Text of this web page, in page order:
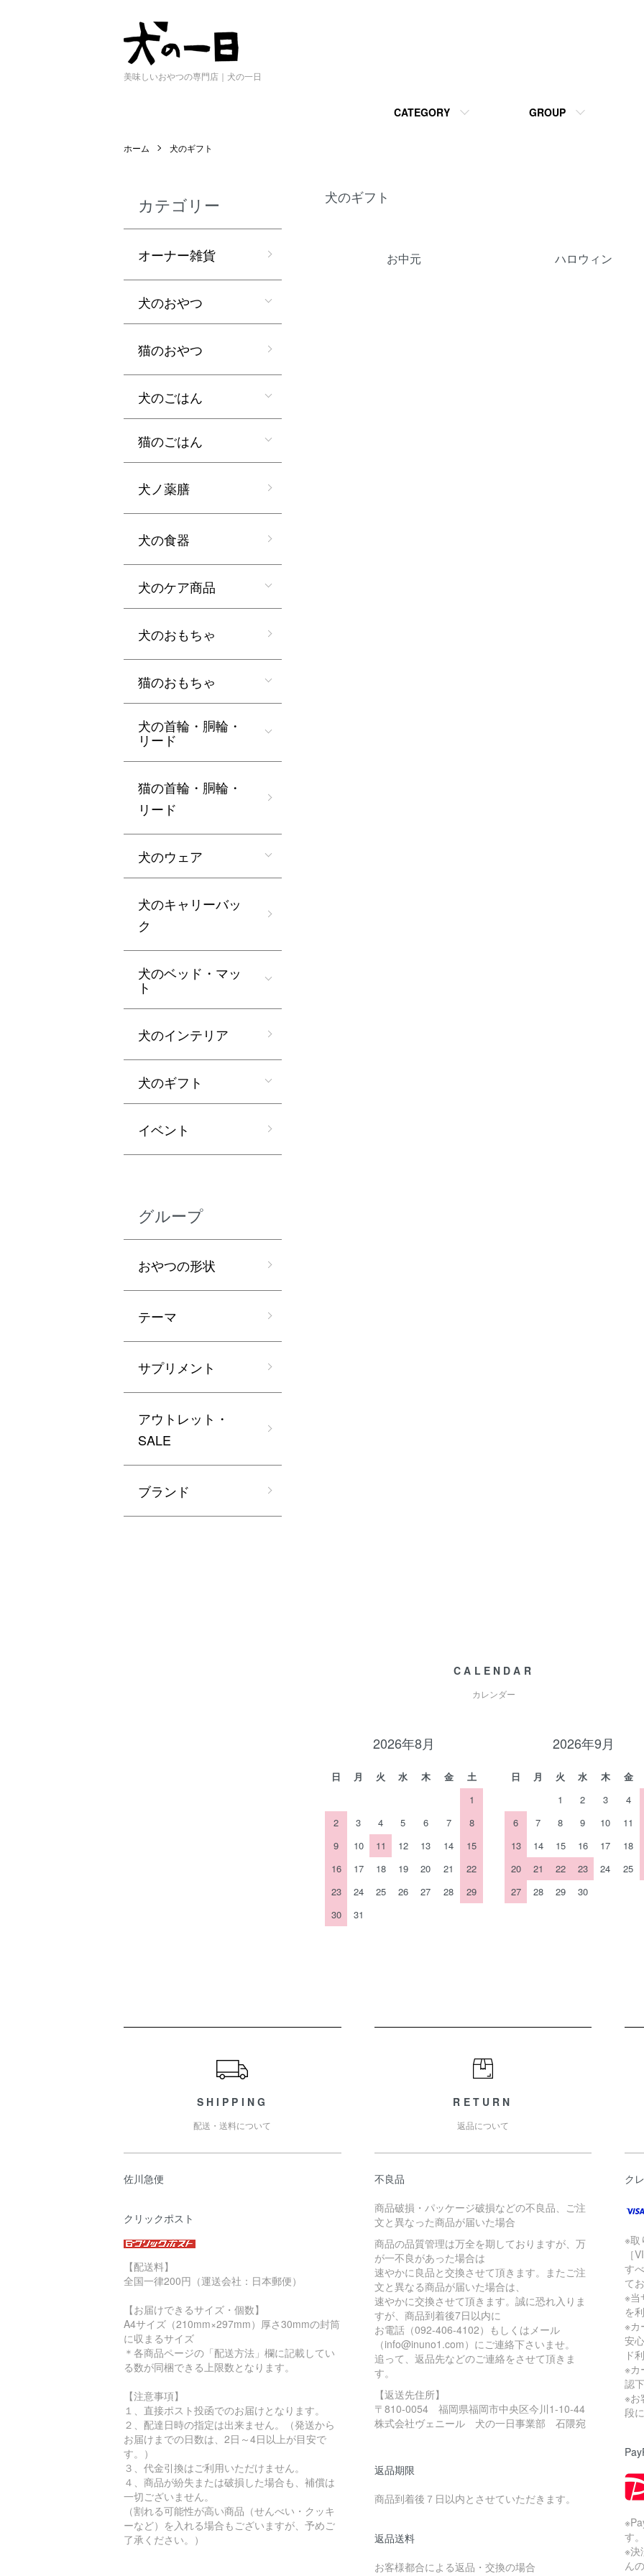
美味しいおやつの専門店｜犬の一日
CATEGORY GROUP
ホーム 犬のギフト
犬のギフト
お中元
ハロウィン
カテゴリー
オーナー雑貨
犬のおやつ
猫のおやつ
犬のごはん
猫のごはん
犬ノ薬膳
犬の食器
犬のケア商品
犬のおもちゃ
猫のおもちゃ
犬の首輪・胴輪・
リード
猫の首輪・胴輪・
リード
犬のウェア
犬のキャリーバッ
ク
犬のベッド・マッ
ト
犬のインテリア
犬のギフト
イベント
グループ
おやつの形状
テーマ
サプリメント
アウトレット・
SALE
ブランド
CALENDAR
カレンダー
2026年8月
日 月 火 水 木 金
土
1
2
3 4 5 6 7
8
9
10 11 12 13 14
15
16
17 18 19 20 21
22
23
24 25 26 27 28
29
30
31
2026年9月
日 月 火 水 木 金
1
2 3 4
6
7 8 9 10 11
13
14 15 16 17 18
20
21 22 23 24 25
27
28 29 30
SHIPPING
配送・送料について
佐川急便
クリックポスト
【配送料】
全国一律200円（運送会社：日本郵便）
【お届けできるサイズ・個数】
A4サイズ（210mm×297mm）厚さ30mmの封筒
に収まるサイズ
＊各商品ページの「配送方法」欄に記載してい
る数が同梱できる上限数となります。
【注意事項】
１、直接ポスト投函でのお届けとなります。
２、配達日時の指定は出来ません。（発送から
お届けまでの日数は、2日～4日以上が目安で
す。）
３、代金引換はご利用いただけません。
４、商品が紛失または破損した場合も、補償は
一切ございません。
（割れる可能性が高い商品（せんべい・クッキ
ーなど）を入れる場合もございますが、予めご
了承ください。）
RETURN
返品について
不良品
商品破損・パッケージ破損などの不良品、ご注
文と異なった商品が届いた場合
商品の品質管理は万全を期しておりますが、万
が一不良があった場合は
速やかに良品と交換させて頂きます。またご注
文と異なる商品が届いた場合は、
速やかに交換させて頂きます。誠に恐れ入りま
すが、商品到着後7日以内に
お電話（092-406-4102）もしくはメール
（info@inuno1.com）にご連絡下さいませ。
追って、返品先などのご連絡をさせて頂きま
す。
【返送先住所】
〒810-0054 福岡県福岡市中央区今川1-10-44
株式会社ヴェニール 犬の一日事業部 石隈宛
返品期限
商品到着後７日以内とさせていただきます。
返品送料
お客様都合による返品・交換の場合
ク
※取
［
す
て
※当
を
※カ
安
ド
※カ
認
※お
段
す。
※決
ん